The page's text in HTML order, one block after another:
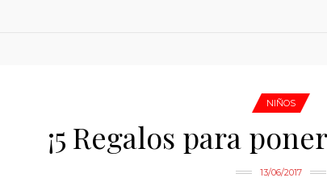
NIÑOS
¡5 Regalos para
13/06/2017